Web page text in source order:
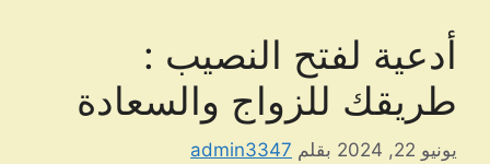
أدعية لفتح النصيب :
طريقك للزواج والسعادة
يونيو 22, 2024 بقلم admin3347